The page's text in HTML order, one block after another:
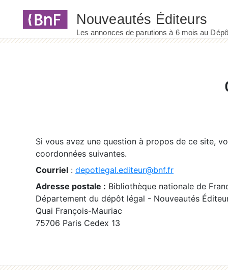
Si vous avez une question à propos de ce site,
coordonnées suivantes.
Courriel : depotlegal.editeur@bnf.fr
Adresse postale : Bibliothèque nationale de
Département du dépôt légal - Nouveautés
Quai François-Mauriac
75706 Paris Cedex 13